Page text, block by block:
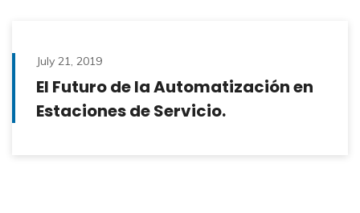
July 21, 2019
El Futuro de la Automatización en
Estaciones de Servicio.